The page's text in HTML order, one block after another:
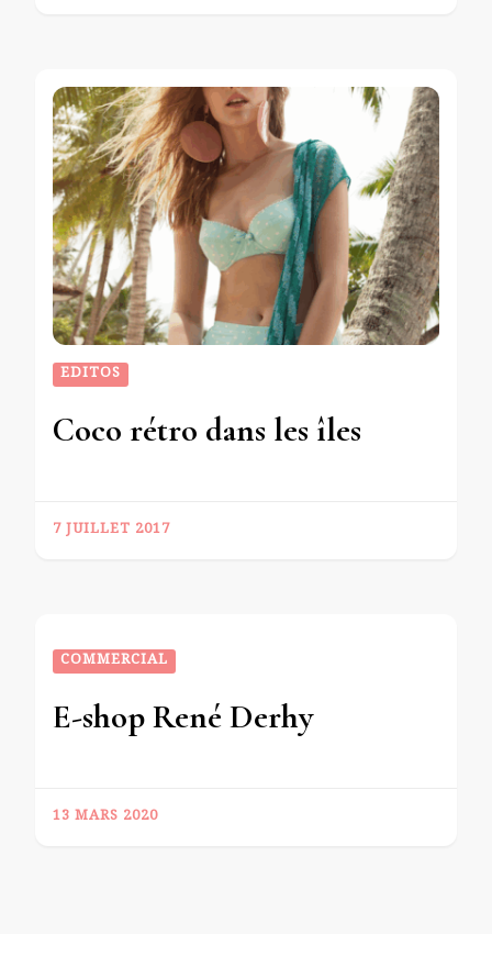
EDITOS
Coco rétro dans les îles
7 JUILLET 2017
COMMERCIAL
E-shop René Derhy
13 MARS 2020